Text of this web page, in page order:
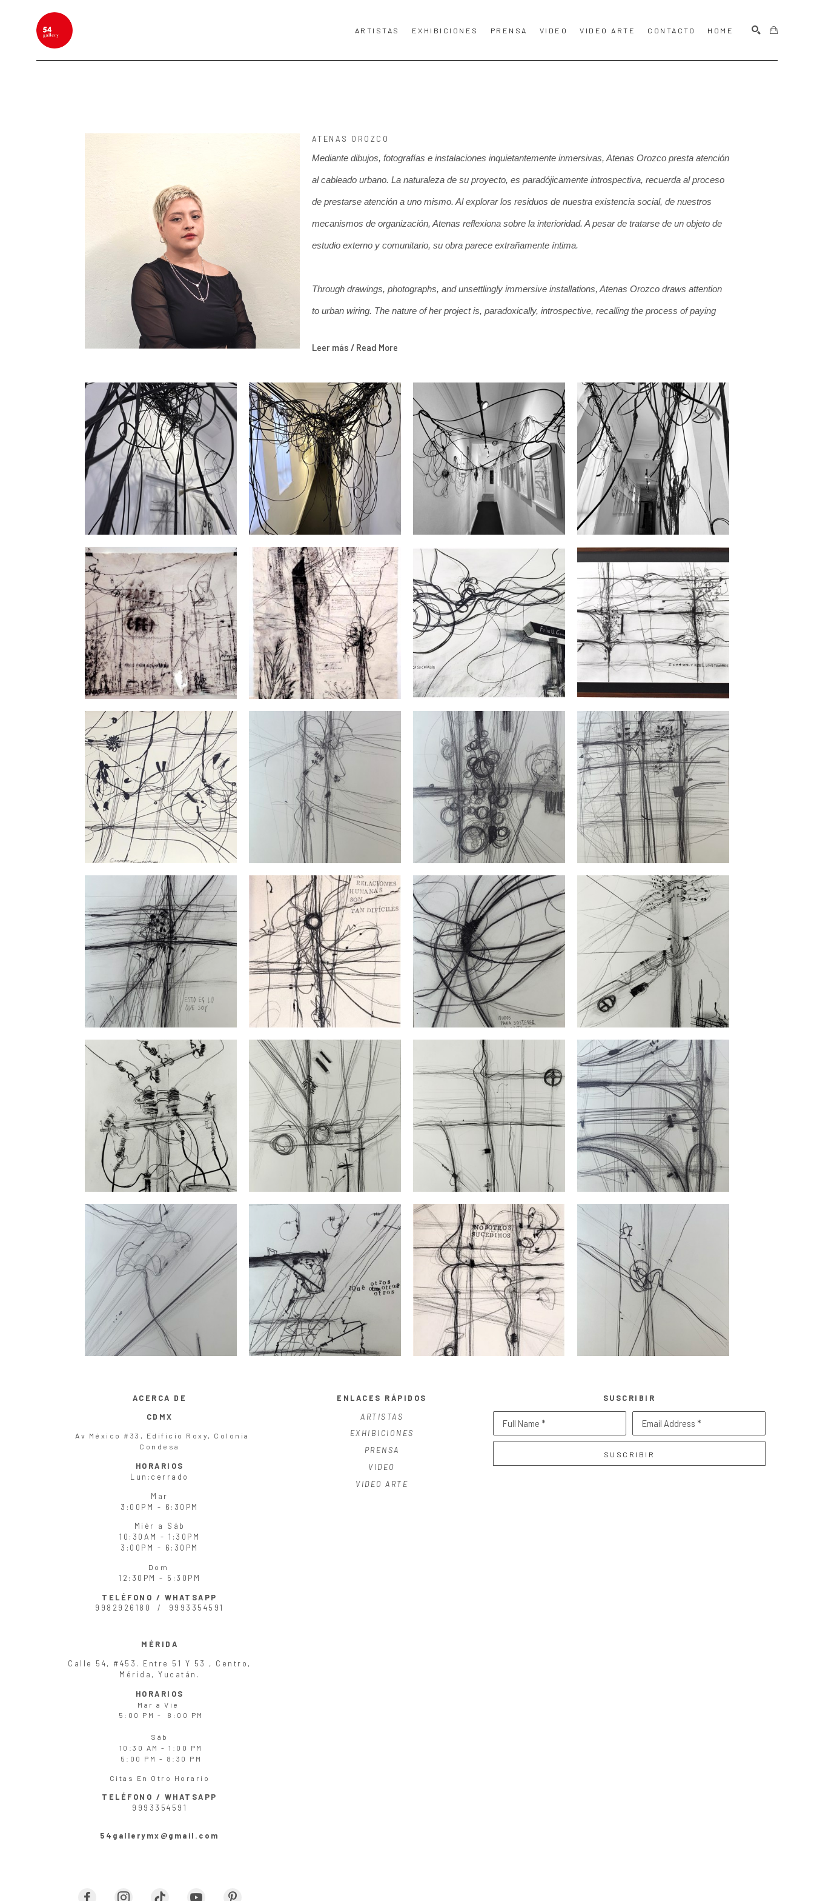
ARTISTAS EXHIBICIONES PRENSA VIDEO VIDEO ARTE CONTACTO HOME
ATENAS OROZCO
Mediante dibujos, fotografías e instalaciones inquietantemente inmersivas, Atenas Orozco presta atención
al cableado urbano. La naturaleza de su proyecto, es paradójicamente introspectiva, recuerda al proceso
de prestarse atención a uno mismo. Al explorar los residuos de nuestra existencia social, de nuestros
mecanismos de organización, Atenas reflexiona sobre la interioridad. A pesar de tratarse de un objeto de
estudio externo y comunitario, su obra parece extrañamente íntima.
Through drawings, photographs, and unsettlingly immersive installations, Atenas Orozco draws attention
to urban wiring. The nature of her project is, paradoxically, introspective, recalling the process of paying
https://54gallery.com.mx/cv-atenas-orozco
Leer más / Read More
ACERCA DE
CDMX
Av México #33, Edificio Roxy, Colonia
Condesa
HORARIOS
Lun :cerrado
Mar
3:00PM - 6:30PM
Miér a
Sáb
10:30AM - 1:30PM
3:00PM - 6:30PM
Dom
12:30PM - 5:30PM
TELÉFONO / WHATSAPP
9982926180 / 9993354591
MÉRIDA
Calle 54, #453. Entre 51 Y 53 , Centro,
Mérida, Yucatán.
HORARIOS
Mara Vie
5:00 PM - 8:00 PM
Sáb
10:30 AM - 1:00 PM
5:00 PM - 8:30 PM
Citas En Otro Horario
TELÉFONO / WHATSAPP
9993354591
54gallerymx@gmail.com
ENLACES RÁPIDOS
ARTISTAS
EXHIBICIONES
PRENSA
VIDEO
VIDEO ARTE
SUSCRIBIR
Full Name * Email Address *
SUSCRIBIR